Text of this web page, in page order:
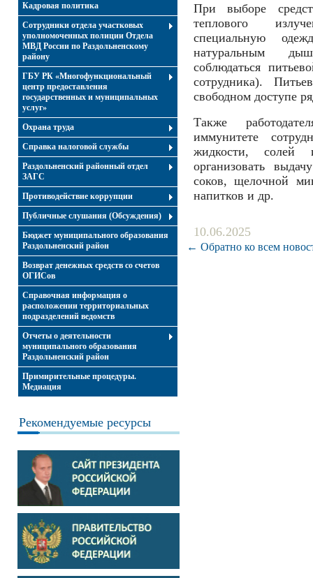
Кадровая политика
Сотрудники отдела участковых
уполномоченных полиции Отдела
МВД России по Раздольненскому
району
ГБУ РК «Многофункциональный
центр предоставления
государственных и муниципальных
услуг»
Охрана труда
Справка налоговой службы
Раздольненский районный отдел
ЗАГС
Противодействие коррупции
Публичные слушания (Обсуждения)
Бюджет муниципального образования
Раздольненский район
Возврат денежных средств со счетов
ОГИСов
Справочная информация о
расположении территориальных
подразделений ведомств
Отчеты о деятельности
муниципального образования
Раздольненский район
Примирительные процедуры.
Медиация
Рекомендуемые ресурсы
При выборе
теплового
специальную
натуральным
соблюдаться
сотрудника).
свободном доступе
Также
иммунитете
жидкости, солей
организовать
соков, щелочной
напитков и др.
10.06.2025
← Обратно ко всем